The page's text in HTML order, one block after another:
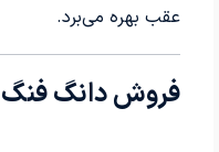
عقب بهره می‌برد.
فروش دانگ فنگ